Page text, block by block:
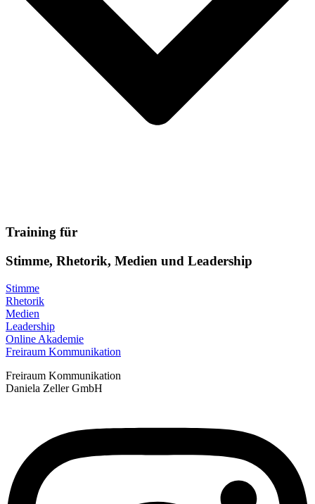
Training für
Stimme, Rhetorik, Medien und Leadership
Stimme
Rhetorik
Medien
Leadership
Online Akademie
Freiraum Kommunikation
Freiraum Kommunikation
Daniela Zeller GmbH